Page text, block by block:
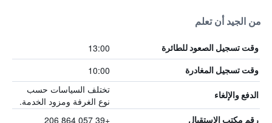
من الجيد أن تعلم
وقت تسجيل الصعود للطائرة 13:00
وقت تسجيل المغادرة 10:00
الدفع والإلغاء
تختلف السياسات حسب
نوع الغرفة ومزود الخدمة.
رقم مكتب الاستقبال +39 057 864 206